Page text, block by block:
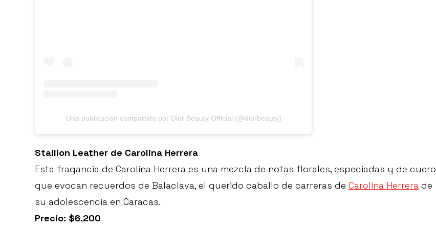
Una publicación compartida por Dior Beauty Official (@diorbeauty)
Stallion Leather de Carolina Herrera
Esta fragancia de Carolina Herrera es una mezcla de notas florales, especiadas y de cuero
que evocan recuerdos de Balaclava, el querido caballo de carreras de Carolina Herrera de
su adolescencia en Caracas.
Precio: $6,200